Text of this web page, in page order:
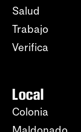
Salud
Trabajo
Verifica
Local
Colonia